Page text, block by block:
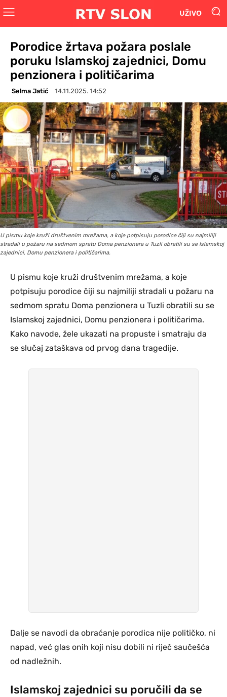
UŽIVO
Porodice žrtava požara poslale
poruku Islamskoj zajednici, Domu
penzionera i političarima
Selma Jatić 14.11.2025. 14:52
U pismu koje kruži društvenim mrežama, a koje potpisuju porodice čiji su najmiliji
stradali u požaru na sedmom spratu Doma penzionera u Tuzli obratili su se Islamskoj
zajednici, Domu penzionera i političarima.
U pismu koje kruži društvenim mrežama, a koje
potpisuju porodice čiji su najmiliji stradali u požaru na
sedmom spratu Doma penzionera u Tuzli obratili su se
Islamskoj zajednici, Domu penzionera i političarima.
Kako navode, žele ukazati na propuste i smatraju da
se slučaj zataškava od prvog dana tragedije.
Dalje se navodi da obraćanje porodica nije političko, ni
napad, već glas onih koji nisu dobili ni riječ saučešća
od nadležnih.
Islamskoj zajednici su poručili da se